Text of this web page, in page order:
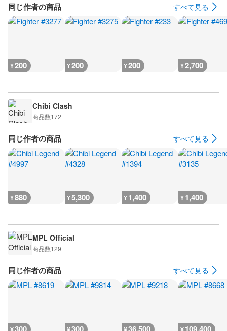
同じ作者の商品 すべて見る
¥200 ¥200 ¥200 ¥2,700
Chibi Clash
商品数172
同じ作者の商品 すべて見る
¥880 ¥5,300 ¥1,400 ¥1,400
MPL Official
商品数129
同じ作者の商品 すべて見る